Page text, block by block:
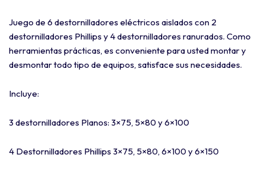
Juego de 6 destornilladores eléctricos aislados con 2
destornilladores Phillips y 4 destornilladores ranurados. Como
herramientas prácticas, es conveniente para usted montar y
desmontar todo tipo de equipos, satisface sus necesidades.
Incluye:
3 destornilladores Planos: 3×75, 5×80 y 6×100
4 Destornilladores Phillips 3×75, 5×80, 6×100 y 6×150